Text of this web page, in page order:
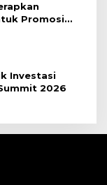
Promosi
Investasi
2026